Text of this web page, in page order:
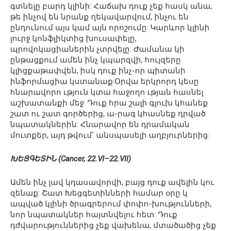
գտնելը բարդ կլինի: Հաճախ դուք չեք հասկ անա,
թե ինչով են նրանք ղեկավարվում, ինչու են
ընդունում այս կամ այն որոշումը: Կարևոր կլինի
լուրջ կոնֆլիկտից խուսափելը,
պրովոկացիաներին չտրվելը: Ժամանա կի
ընթացքում ամեն ինչ կպարզվի, հույզերը
կլիցքաթափվեն, իսկ դուք ինչ-որ պիտանի
ինֆորմացիա կստանաք:Օրվա երկրորդ կեսը
հնարավորո ւթյուն կտա հաջողո ւթյան հասնել
աշխատանքի մեջ: Դուք հրա շալի գլուխ կհանեք
շատ ու շատ գործերից, ա-րագ կհասնեք դրված
նպատակներին: Հնարավոր են դրամական
մուտքեր, այդ թվում՝ անսպասելի աղբյուրներից:
ԽԵՑԳԵՏԻՆ (Cancer, 22.VI–22.VII)
Ամեն ինչ լավ կդասավորվի, բայց դուք ավելին կու
զենաք: Շատ Խեցգետինների համար օրը կ
ապված կլինի ծրագրերում փոփո-խությունների,
նոր նպատակներ հայտնվելու հետ: Դուք
դժվարություններից չեք վախենա, մտածածից չեք